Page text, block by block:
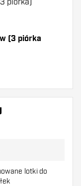
piórka)
(3 piórka
piórek i
lub
grubość
lotki do